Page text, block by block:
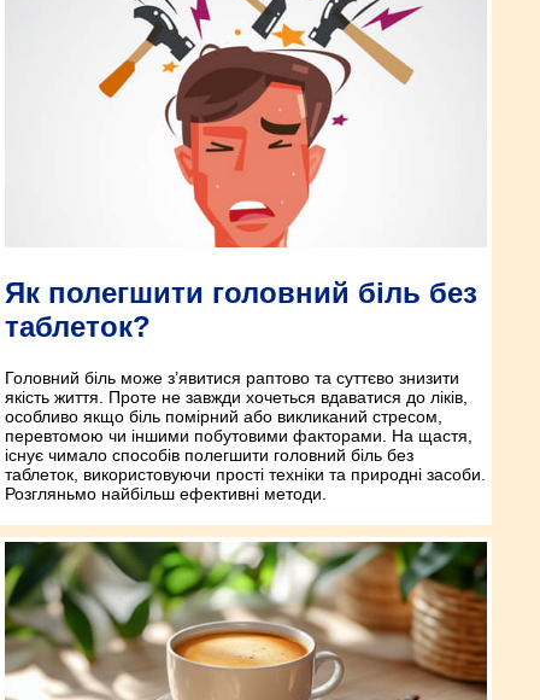
Як полегшити головний біль без
таблеток?
Головний біль може з’явитися раптово та суттєво знизити
якість життя. Проте не завжди хочеться вдаватися до ліків,
особливо якщо біль помірний або викликаний стресом,
перевтомою чи іншими побутовими факторами. На щастя,
існує чимало способів полегшити головний біль без
таблеток, використовуючи прості техніки та природні засоби.
Розгляньмо найбільш ефективні методи.